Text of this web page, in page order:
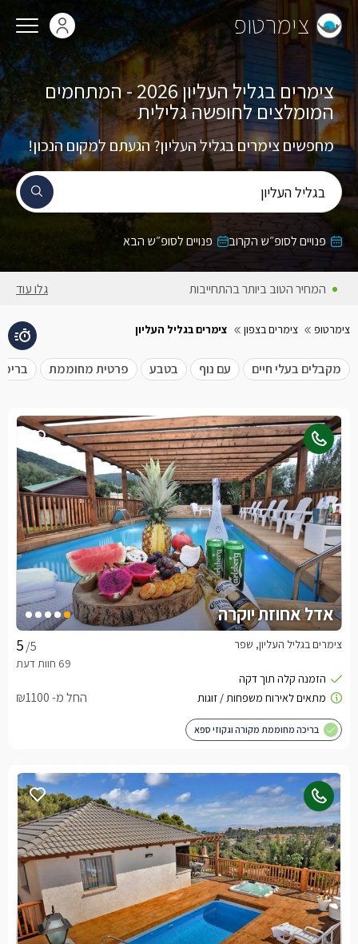
צימרטופ
בגליל העליון
צימרים בגליל העליון 2026 - המתחמים
המומלצים לחופשה גלילית
מחפשים צימרים בגליל העליון? הגעתם למקום הנכון!
פנויים לסופ״ש הקרוב פנויים לסופ״ש הבא
המחירים באתר כוללים מע״מ גלו עוד
צימרטופ צימרים בצפון צימרים בגליל העליון
מקבלים בעלי חיים עם נוף בטבע פרטית מחוממת
אדל אחוזת יוקרה
/5 צימרים בגליל העליון, שפר
החל מ- ₪1100
בריכה מחוממת מקורה וגקוזי ספא